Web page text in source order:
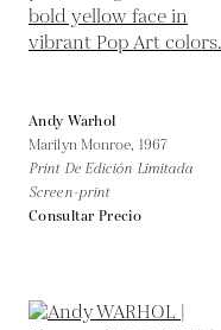
Andy Warhol
Marilyn Monroe, 1967
Print De Edición Limitada
Screen-print
Consultar Precio